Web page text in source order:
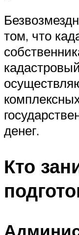
том, что
денег.
Кто